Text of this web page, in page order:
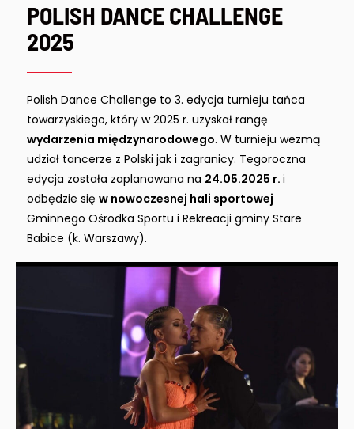
POLISH DANCE CHALLENGE
2025
Polish Dance Challenge to 3. edycja turnieju tańca
towarzyskiego, który w 2025 r. uzyskał rangę
wydarzenia międzynarodowego. W turnieju wezmą
udział tancerze z Polski jak i zagranicy. Tegoroczna
edycja została zaplanowana na 24.05.2025 r. i
odbędzie się w nowoczesnej hali sportowej
Gminnego Ośrodka Sportu i Rekreacji gminy Stare
Babice (k. Warszawy).